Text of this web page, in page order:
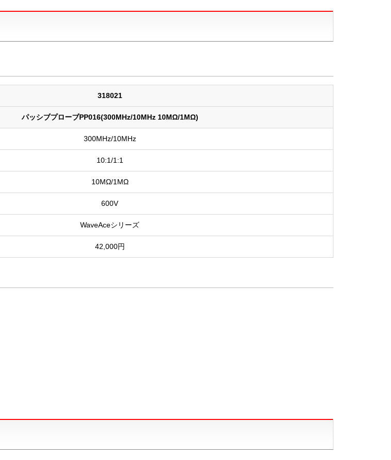
318021
パッシブプローブPP016(300MHz/10MHz 10MΩ/1MΩ)
300MHz/10MHz
10:1/1:1
10MΩ/1MΩ
600V
WaveAceシリーズ
42,000円